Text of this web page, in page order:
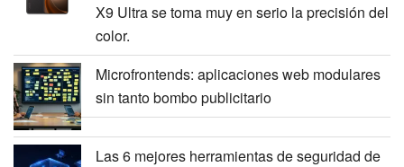
X9 Ultra se toma muy en serio la precisión del
color.
Microfrontends: aplicaciones web modulares
sin tanto bombo publicitario
Las 6 mejores herramientas de seguridad de